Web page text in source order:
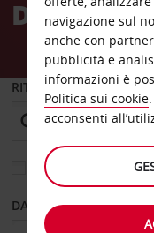
AvisDubai
RITIRO DA
Scegli una località
DAL GIORNO
navigazione sul
anche con
pubblicità e
informazioni è
Politica sui cookie
acconsenti